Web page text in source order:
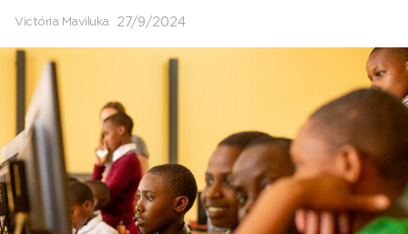
Victória Maviluka 27/9/2024